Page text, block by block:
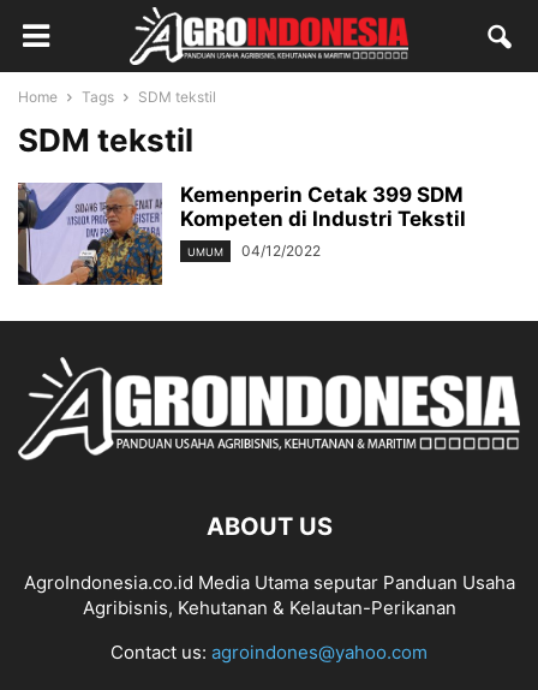
Home Tags SDM tekstil
SDM tekstil
Kemenperin Cetak 399 SDM
Kompeten di Industri Tekstil
UMUM 04/12/2022
ABOUT US
AgroIndonesia.co.id Media Utama seputar Panduan Usaha
Agribisnis, Kehutanan & Kelautan-Perikanan
Contact us: agroindones@yahoo.com